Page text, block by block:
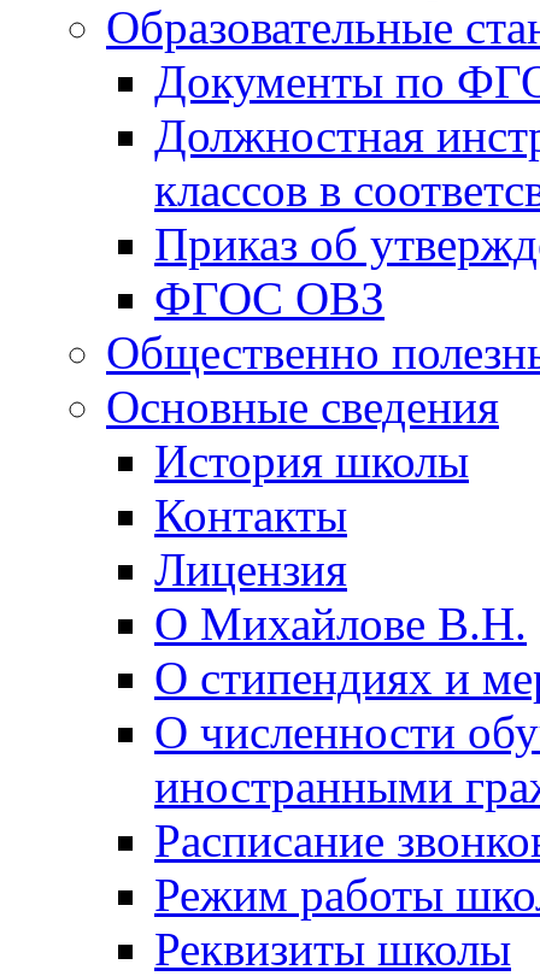
Образовательные
Документы по
Должностная
классов в
Приказ об
ФГОС ОВЗ
Общественно
Основные сведения
История школы
Контакты
Лицензия
О Михайлове В.Н.
О стипендиях и
О численности
иностранными
Расписание
Режим работы
Реквизиты школы